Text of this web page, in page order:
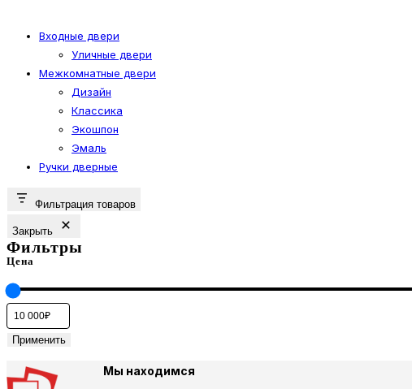
Опции
можно
на
Входные двери
Уличные двери
Межкомнатные двери
Дизайн
Классика
Экошпон
Эмаль
Ручки дверные
Фильтрация товаров
Закрыть
Фильтры
Цена
Применить
Мы находимся